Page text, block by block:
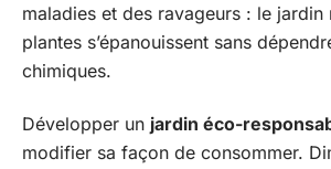
maladies et des ravageurs : le jardin
plantes s’épanouissent sans
chimiques.
Développer un jardin éco-
modifier sa façon de consommer.